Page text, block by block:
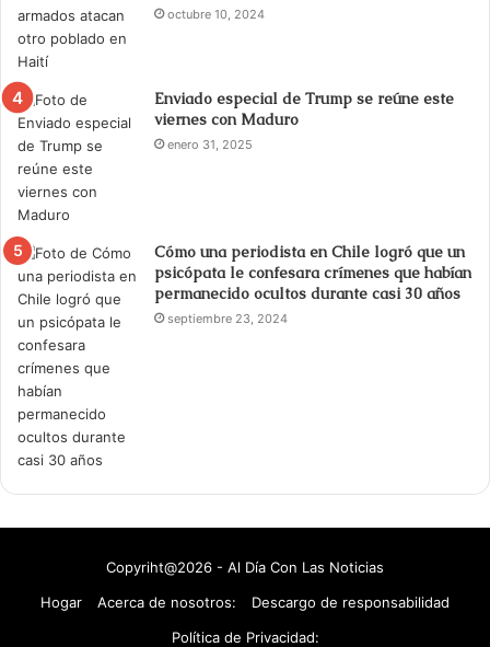
octubre 10, 2024
Enviado especial de Trump se reúne este
viernes con Maduro
enero 31, 2025
Cómo una periodista en Chile logró que un
psicópata le confesara crímenes que habían
permanecido ocultos durante casi 30 años
septiembre 23, 2024
Copyriht@2026 - Al Día Con Las Noticias
Hogar
Acerca de nosotros:
Descargo de responsabilidad
Política de Privacidad: